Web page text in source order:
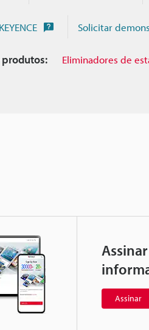
Solicitar
Eliminadores de
Assinar